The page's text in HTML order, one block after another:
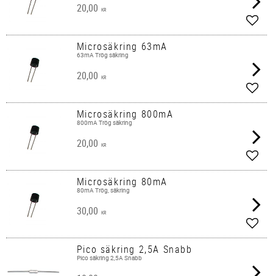
20,00 KR
Microsäkring 63mA
63mA Trög säkring
20,00 KR
Microsäkring 800mA
800mA Trög säkring
20,00 KR
Microsäkring 80mA
80mA Trög, säkring
30,00 KR
Pico säkring 2,5A Snabb
Pico säkring 2,5A Snabb